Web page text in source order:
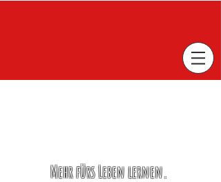
Mehr fürs Leben lernen.